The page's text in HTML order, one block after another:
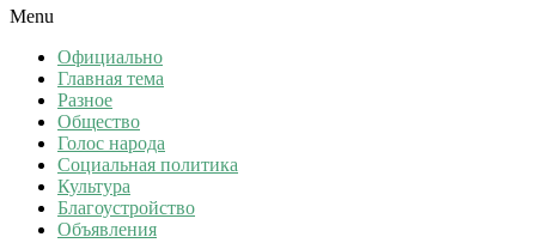
Menu
Официально
Главная тема
Разное
Общество
Голос народа
Социальная политика
Культура
Благоустройство
Объявления